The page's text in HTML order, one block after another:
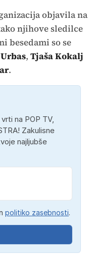
objavila na
njihove sledilce
besedami so se
, Tjaša Kokalj
.
na POP TV,
Zakulisne
najljubše
politiko zasebnosti.